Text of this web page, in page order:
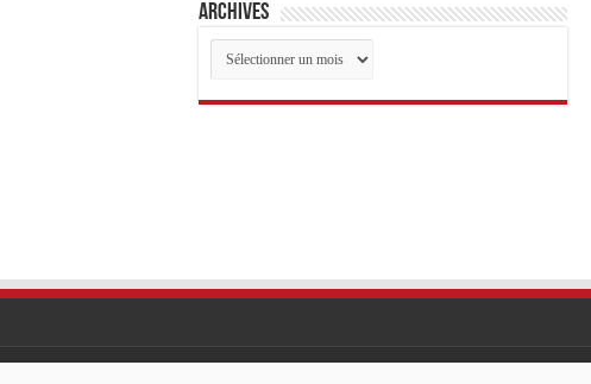
Archives
Archives